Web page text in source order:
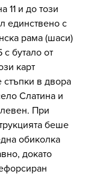
11 и до този
единствено с
рама (шаси)
с бутало от
карт
стъпки в двора
Слатина и
При
беше
обиколка
докато